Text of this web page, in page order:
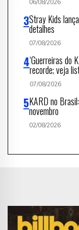
06/08/2026
Stray Kids
detalhes
07/08/2026
‘Guerreiras do
recorde; veja
07/08/2026
KARD no
novembro
02/08/2026